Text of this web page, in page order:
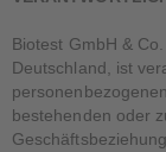
Biotest GmbH &
Deutschland, ist
bestehenden oder